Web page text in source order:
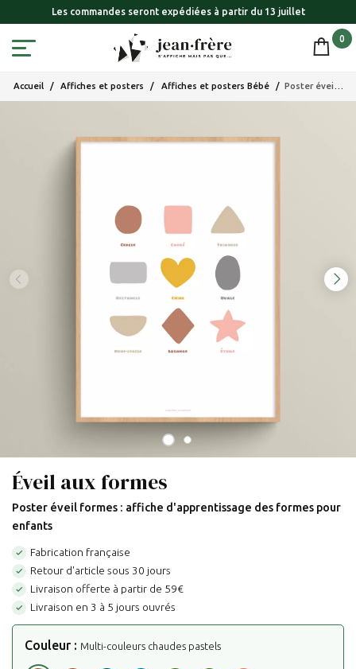
Les commandes seront expédiées à partir du 13 juillet
0
Accueil Affiches et posters Affiches et posters Bébé Poster éveil formes : affiche d'apprentissage des formes pour enfants
Éveil aux formes
Poster éveil formes : affiche d'apprentissage des formes pour
enfants
 Fabrication française
 Retour d'article sous 30 jours
 Livraison offerte à partir de 59€
 Livraison en 3 à 5 jours ouvrés
Couleur : Multi-couleurs chaudes pastels